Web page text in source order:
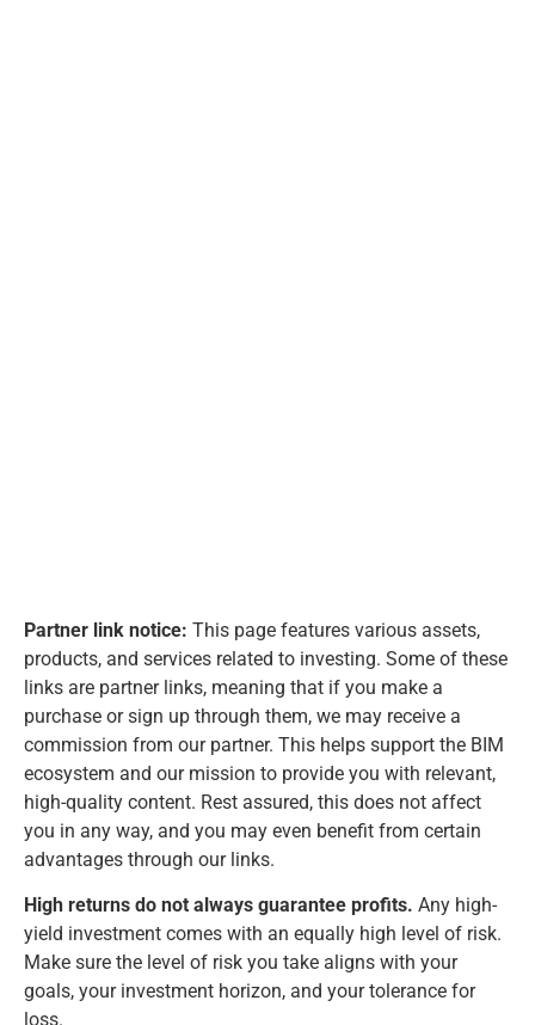
Partner link notice: This page features various assets,
products, and services related to investing. Some of these
links are partner links, meaning that if you make a
purchase or sign up through them, we may receive a
commission from our partner. This helps support the BIM
ecosystem and our mission to provide you with relevant,
high-quality content. Rest assured, this does not affect
you in any way, and you may even benefit from certain
advantages through our links.
High returns do not always guarantee profits. Any high-
yield investment comes with an equally high level of risk.
Make sure the level of risk you take aligns with your
goals, your investment horizon, and your tolerance for
loss.